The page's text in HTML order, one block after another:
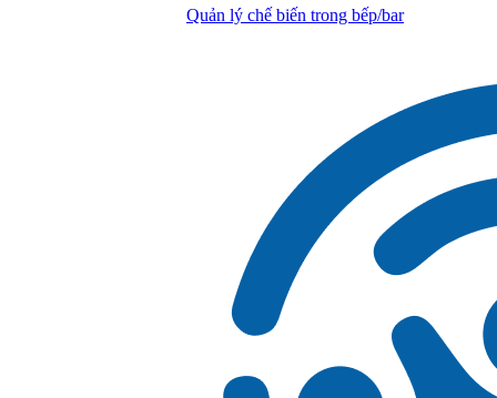
Quản lý chế biến trong bếp/bar